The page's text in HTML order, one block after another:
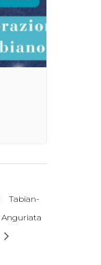
Tabian-
Anguriata